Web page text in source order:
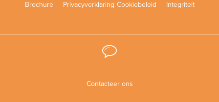
Brochure Privacyverklaring Cookiebeleid Integriteit
Contacteer ons